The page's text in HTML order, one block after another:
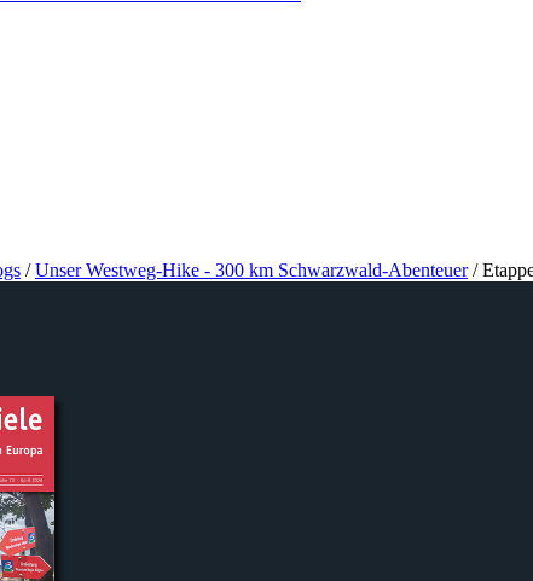
/Unser Westweg-Hike - 300 km Schwarzwald-Abenteuer/